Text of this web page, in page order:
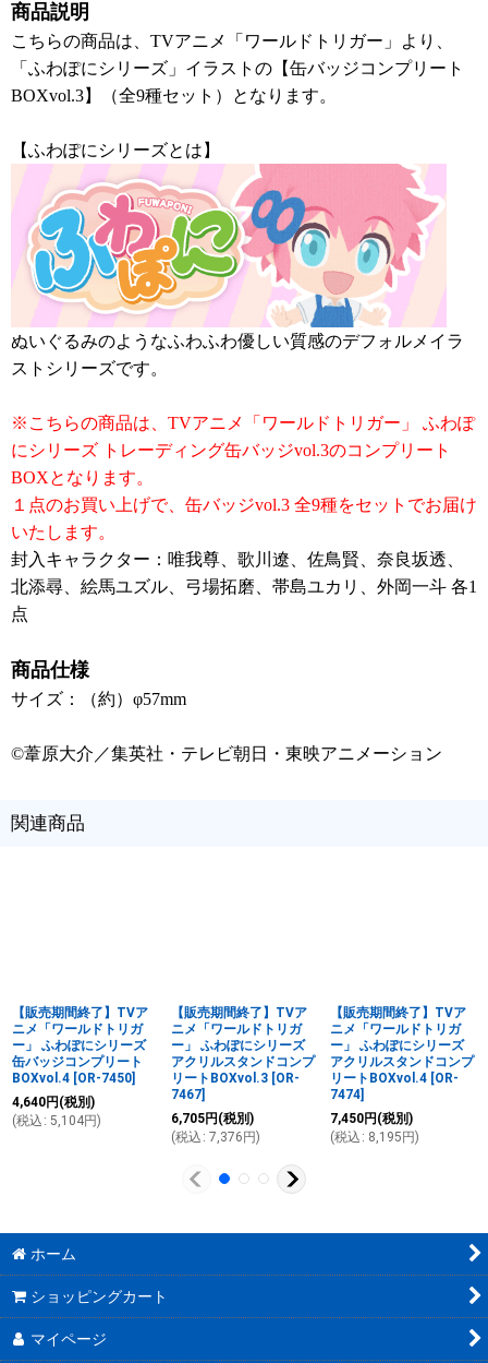
商品説明
こちらの商品は、TVアニメ「ワールドトリガー」より、
「ふわぽにシリーズ」イラストの【缶バッジコンプリート
BOXvol.3】（全9種セット）となります。
【ふわぽにシリーズとは】
ぬいぐるみのようなふわふわ優しい質感のデフォルメイラ
ストシリーズです。
※こちらの商品は、TVアニメ「ワールドトリガー」 ふわぽ
にシリーズ トレーディング缶バッジvol.3のコンプリート
BOXとなります。
１点のお買い上げで、缶バッジvol.3 全9種をセットでお届け
いたします。
封入キャラクター：唯我尊、歌川遼、佐鳥賢、奈良坂透、
北添尋、絵馬ユズル、弓場拓磨、帯島ユカリ、外岡一斗 各1
点
商品仕様
サイズ：（約）φ57mm
©葦原大介／集英社・テレビ朝日・東映アニメーション
関連商品
【販売期間終了】TVア
ニメ「ワールドトリガ
ー」 ふわぽにシリーズ
缶バッジコンプリート
BOXvol.4 [OR-7450]
4,640円 (税別)
(税込 : 5,104円)
【販売期間終了】TVア
ニメ「ワールドトリガ
ー」 ふわぽにシリーズ
アクリルスタンドコンプ
リートBOXvol.3 [OR-
7467]
6,705円 (税別)
(税込 : 7,376 円)
【販売期間終了】TVア
ニメ「ワールドトリガ
ー」 ふわぽにシリーズ
アクリルスタンドコンプ
リートBOXvol.4 [OR-
7474]
7,450円 (税別)
(税込 : 8,195 円)
ホーム
ショッピングカート
マイページ